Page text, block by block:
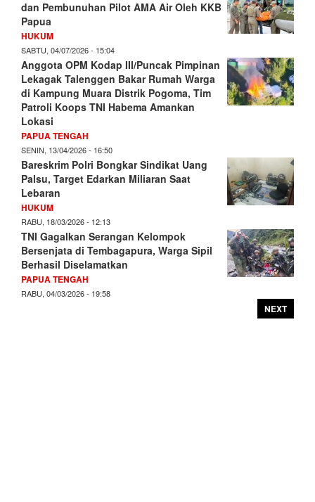
dan Pembunuhan Pilot AMA Air Oleh KKB
Papua
HUKUM
SABTU, 04/07/2026 - 15:04
Anggota OPM Kodap III/Puncak Pimpinan
Lekagak Talenggen Bakar Rumah Warga
di Kampung Muara Distrik Pogoma, Tim
Patroli Koops TNI Habema Amankan
Lokasi
PAPUA TENGAH
SENIN, 13/04/2026 - 16:50
Bareskrim Polri Bongkar Sindikat Uang
Palsu, Target Edarkan Miliaran Saat
Lebaran
HUKUM
RABU, 18/03/2026 - 12:13
TNI Gagalkan Serangan Kelompok
Bersenjata di Tembagapura, Warga Sipil
Berhasil Diselamatkan
PAPUA TENGAH
RABU, 04/03/2026 - 19:58
NEXT